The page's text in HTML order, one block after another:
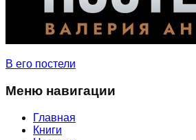
В его постели
Меню навигации
Главная
Книги